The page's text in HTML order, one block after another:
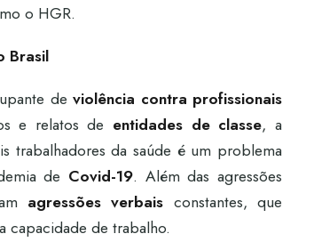
o HGR.
Brasil
deviolência contra profissionais
e relatos de entidades de classe, a
trabalhadores da saúde é um problema
de Covid-19. Além das agressões
agressões verbais constantes, que
capacidade de trabalho.